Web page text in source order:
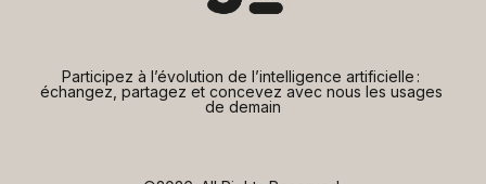
Participez à l’évolution de l’intelligence artificielle :
échangez, partagez et concevez avec nous les usages
de demain